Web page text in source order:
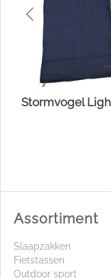
Assortiment
Slaapzakken
Fietstassen
Outdoor sport